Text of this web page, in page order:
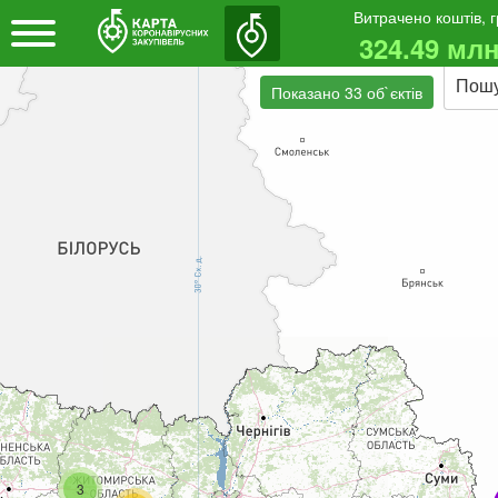
Витрачено коштів,
324.49
Показано 33 об`єктів
3